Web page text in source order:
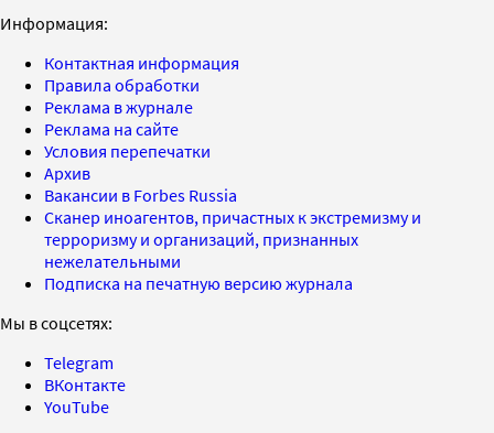
Информация:
Контактная информация
Правила обработки
Реклама в журнале
Реклама на сайте
Условия перепечатки
Архив
Вакансии в Forbes Russia
Сканер иноагентов, причастных к экстремизму и
терроризму и организаций, признанных
нежелательными
Подписка на печатную версию журнала
Мы в соцсетях:
Telegram
ВКонтакте
YouTube